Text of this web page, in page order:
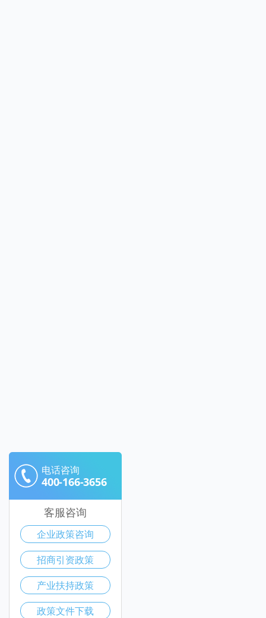
电话咨询
400-166-3656
客服咨询
企业政策咨询
招商引资政策
产业扶持政策
政策文件下载